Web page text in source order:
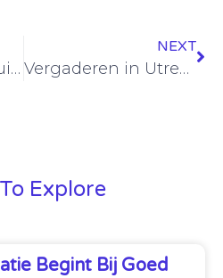
De juiste kantoorruimte kiezen: Amsterdam Zuidoost of flexibel huren?
NEXT
Vergaderen in Utrecht: centraal, praktisch en inspirerend
Explore
Begint Bij Goed